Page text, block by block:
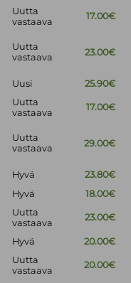
Uutta
vastaava
17.00€
Uutta
vastaava
23.00€
Uusi 25.90€
Uutta
vastaava
17.00€
Uutta
vastaava
29.00€
Hyvä
23.80€
Hyvä 18.00€
Uutta
vastaava
23.00€
Hyvä 20.00€
Uutta
vastaava
20.00€